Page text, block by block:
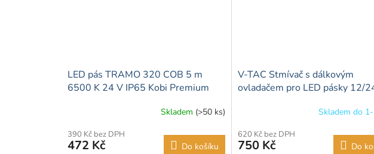
LED pás TRAMO 320 COB 5 m
6500 K 24 V IP65 Kobi Premium
Skladem (>50 ks)
390 Kč bez DPH
472 Kč Do košíku
V-TAC Stmívač s dálkovým
ovladačem pro LED pásky 12/
Skladem do
620 Kč bez DPH
750 Kč Do